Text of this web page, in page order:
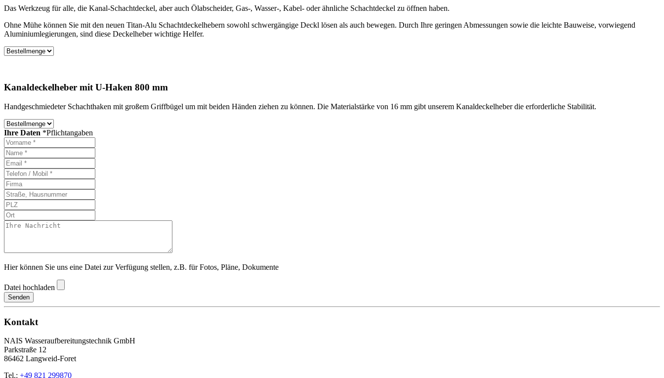
Das Werkzeug für alle, die Kanal-Schachtdeckel, aber auch Ölabscheider, Gas-, Wasser-, Kabel- oder ähnliche Schachtdeckel zu öffnen haben.
Ohne Mühe können Sie mit den neuen Titan-Alu Schachtdeckelhebern sowohl schwergängige Deckl lösen als auch bewegen. Durch Ihre geringen Abmessungen sowie die leichte Bauweise, vorwiegend
Aluminiumlegierungen, sind diese Deckelheber wichtige Helfer.
Kanaldeckelheber mit U-Haken 800 mm
Handgeschmiedeter Schachthaken mit großem Griffbügel um mit beiden Händen ziehen zu können. Die Materialstärke von 16 mm gibt unserem Kanaldeckelheber die erforderliche Stabilität.
Ihre Daten *Pflichtangaben
Hier können Sie uns eine Datei zur Verfügung stellen, z.B. für Fotos, Pläne, Dokumente
Datei hochladen
Senden
Kontakt
NAIS Wasseraufbereitungstechnik GmbH
Parkstraße 12
86462 Langweid-Foret
Tel.: +49 821 299870